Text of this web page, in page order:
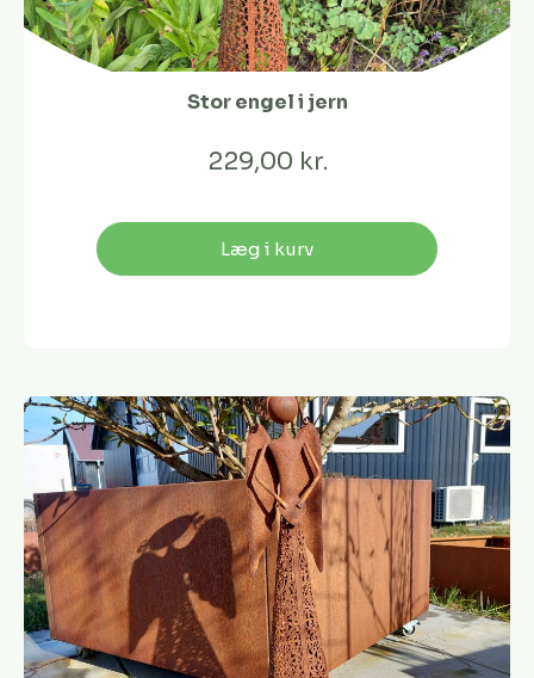
Stor engel i jern
229,00 kr.
Læg i kurv